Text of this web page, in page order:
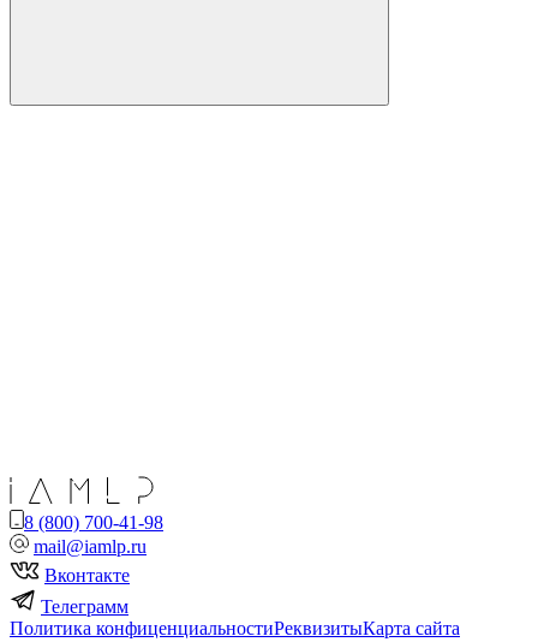
8 (800) 700-41-98
mail@iamlp.ru
Вконтакте
Телеграмм
Политика конфиценциальностиРеквизитыКарта сайта